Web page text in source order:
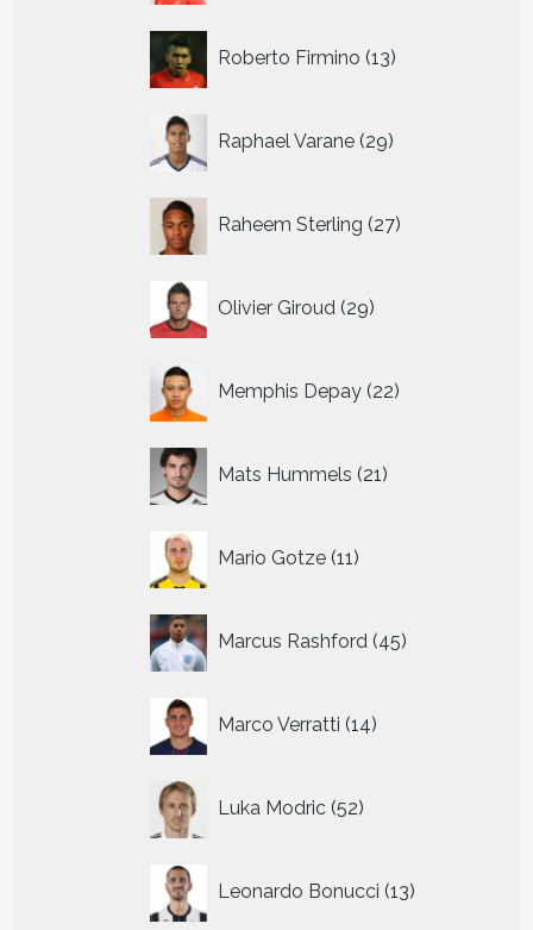
Roberto Firmino 13
producten
Raphael Varane 29
producten
Raheem Sterling 27
producten
Olivier Giroud 29
producten
Memphis Depay 22
producten
Mats Hummels 21
producten
Mario Gotze 11
producten
Marcus Rashford 45
producten
Marco Verratti 14
producten
Luka Modric 52
producten
Leonardo Bonucci 13
producten